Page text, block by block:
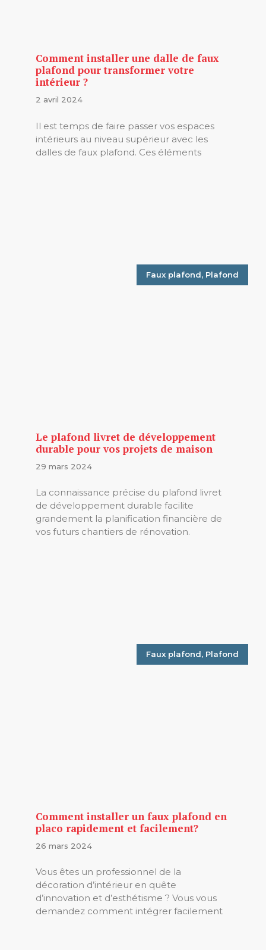
Comment installer une dalle de faux
plafond pour transformer votre
intérieur ?
2 avril 2024
Il est temps de faire passer vos espaces
intérieurs au niveau supérieur avec les
dalles de faux plafond. Ces éléments
Faux plafond, Plafond
Le plafond livret de développement
durable pour vos projets de maison
29 mars 2024
La connaissance précise du plafond livret
de développement durable facilite
grandement la planification financière de
vos futurs chantiers de rénovation.
Faux plafond, Plafond
Comment installer un faux plafond en
placo rapidement et facilement?
26 mars 2024
Vous êtes un professionnel de la
décoration d’intérieur en quête
d’innovation et d’esthétisme ? Vous vous
demandez comment intégrer facilement